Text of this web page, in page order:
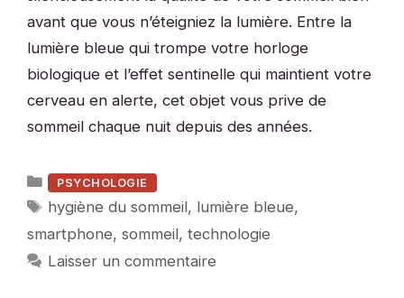
avant que vous n’éteigniez la lumière. Entre la
lumière bleue qui trompe votre horloge
biologique et l’effet sentinelle qui maintient votre
cerveau en alerte, cet objet vous prive de
sommeil chaque nuit depuis des années.
Catégories
PSYCHOLOGIE
Étiquettes
hygiène du sommeil, lumière bleue,
smartphone, sommeil, technologie
Laisser un commentaire